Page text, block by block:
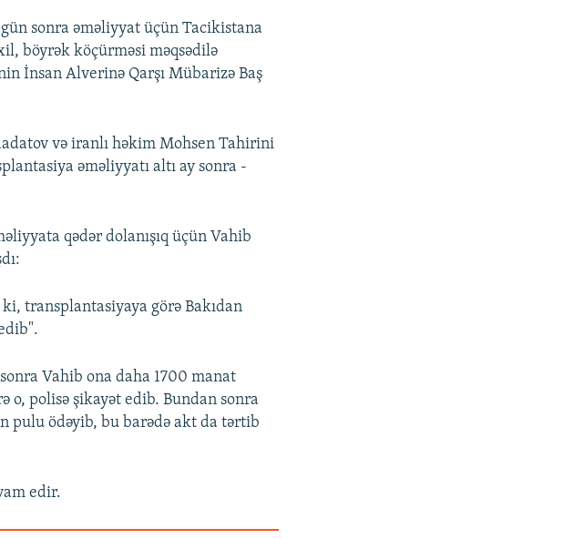
sonra əməliyyat üçün Tacikistana
böyrək köçürməsi məqsədilə
İnsan Alverinə Qarşı Mübarizə Baş
və iranlı həkim Mohsen Tahirini
əməliyyatı altı ay sonra -
qədər dolanışıq üçün Vahib
transplantasiyaya görə Bakıdan
Vahib ona daha 1700 manat
o, polisə şikayət edib. Bundan sonra
pulu ödəyib, bu barədə akt da tərtib
edir.